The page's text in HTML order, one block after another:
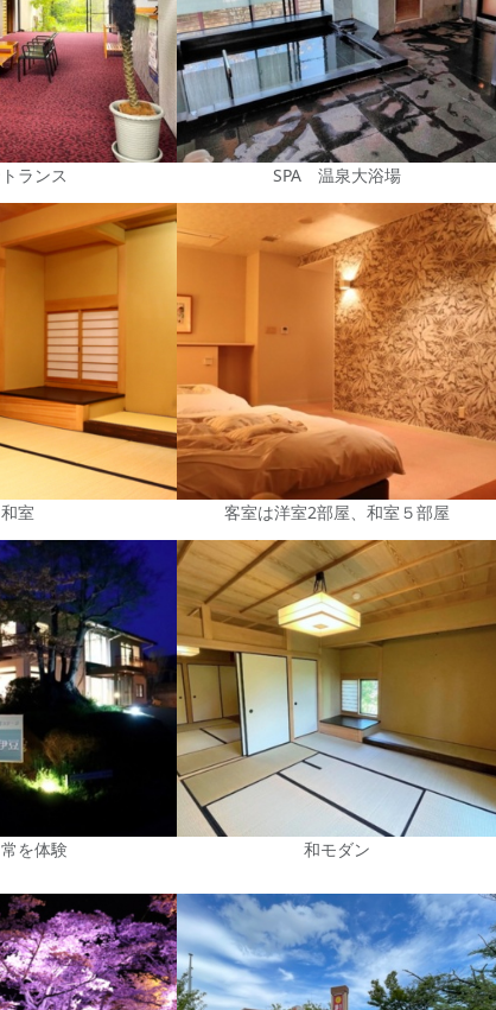
ランス SPA 温泉大浴場
和室 客室は洋室2部屋、和室５部屋
を体験 和モダン